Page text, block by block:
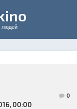
людей
0
00:00